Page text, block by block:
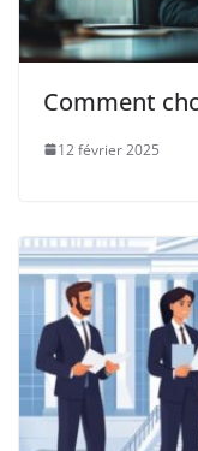
Comment
12 février 2025